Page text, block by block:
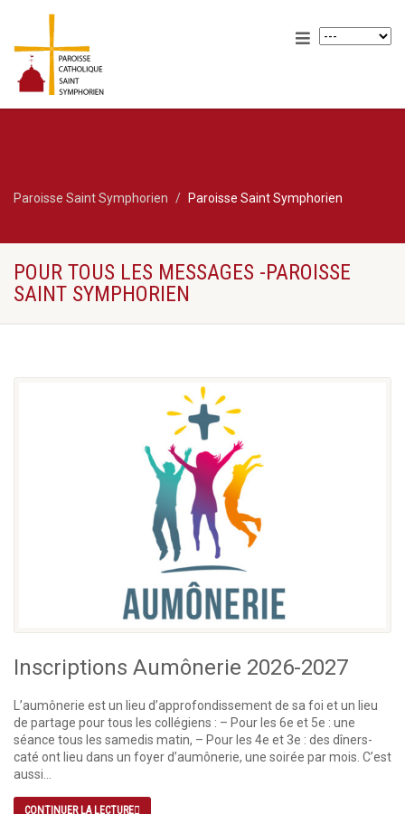
Paroisse Saint Symphorien Paroisse Saint Symphorien
POUR TOUS LES MESSAGES -PAROISSE
SAINT SYMPHORIEN
Inscriptions Aumônerie 2026-2027
L’aumônerie est un lieu d’approfondissement de sa foi et un lieu
de partage pour tous les collégiens : – Pour les 6e et 5e : une
séance tous les samedis matin, – Pour les 4e et 3e : des dîners-
caté ont lieu dans un foyer d’aumônerie, une soirée par mois. C’est
aussi...
CONTINUER LA LECTURE